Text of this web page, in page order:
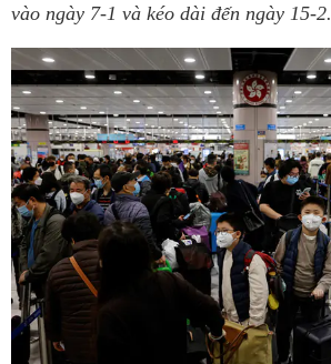
vào ngày 7-1 và kéo dài đến ngày 15-2.